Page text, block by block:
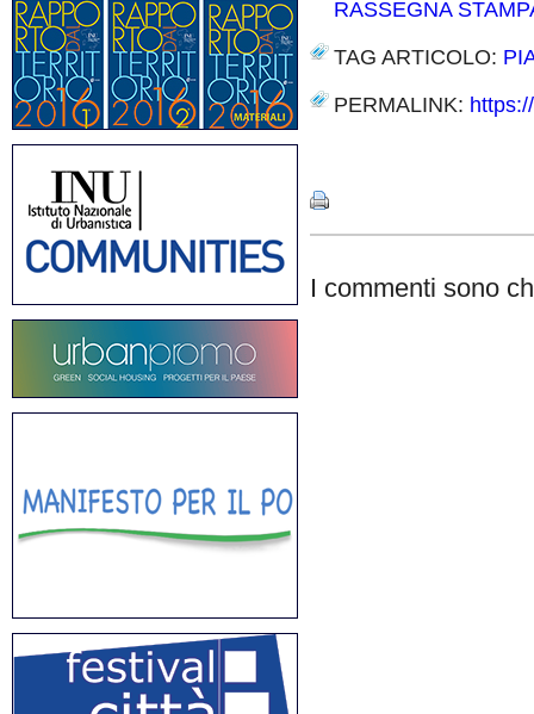
RASSEGNA
TAG ARTICOLO:
PERMALINK:
I commenti sono